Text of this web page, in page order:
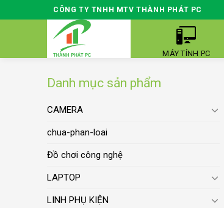
to
CÔNG TY TNHH MTV THÀNH PHÁT PC
MÁY TÍNH PC
Danh mục sản phẩm
CAMERA
chua-phan-loai
Đồ chơi công nghệ
LAPTOP
LINH PHỤ KIỆN